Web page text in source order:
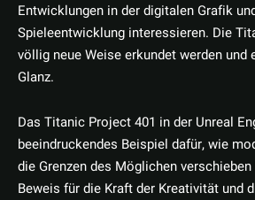
Entwicklungen in der digitalen Grafik
Spieleentwicklung interessieren. Die
völlig neue Weise erkundet werden und
Glanz.
Das Titanic Project 401 in der Unreal
beeindruckendes Beispiel dafür, wie
die Grenzen des Möglichen
Beweis für die Kraft der Kreativität und